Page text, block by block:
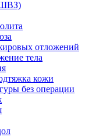
отложений
тела
кожи
без операции